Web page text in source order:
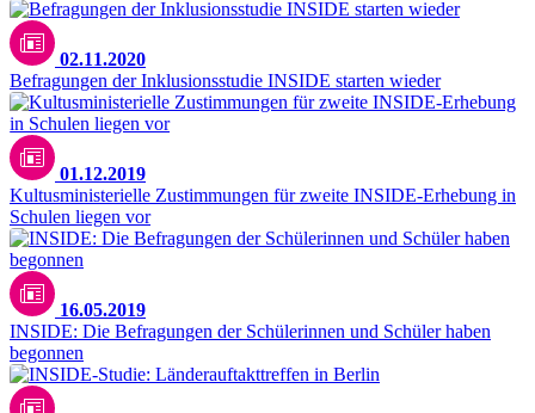
02.11.2020
Befragungen der Inklusionsstudie INSIDE starten wieder
01.12.2019
Kultusministerielle Zustimmungen für zweite INSIDE-Erhebung in
Schulen liegen vor
16.05.2019
INSIDE: Die Befragungen der Schülerinnen und Schüler haben
begonnen